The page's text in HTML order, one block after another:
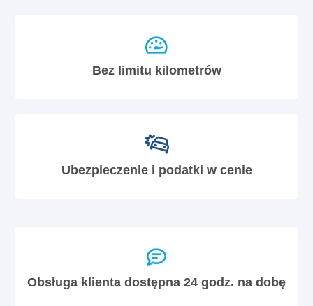
Bez limitu kilometrów
Ubezpieczenie i podatki w cenie
Obsługa klienta dostępna 24 godz. na dobę